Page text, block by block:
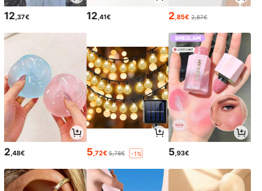
12,37€ 12,41€ 2,85€ 2,87€
2 ,48€ 5 ,72€ 5,78€ -1% 5 ,93€